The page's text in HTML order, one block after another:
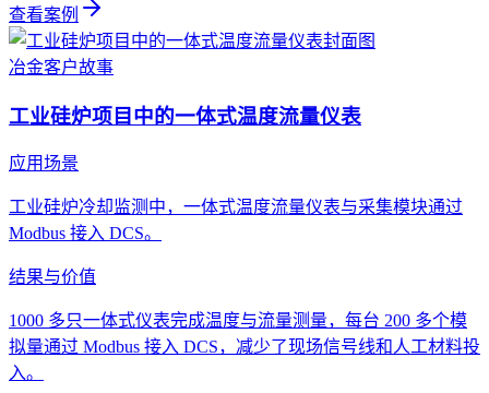
查看案例
冶金客户故事
工业硅炉项目中的一体式温度流量仪表
应用场景
工业硅炉冷却监测中，一体式温度流量仪表与采集模块通过
Modbus 接入 DCS。
结果与价值
1000 多只一体式仪表完成温度与流量测量，每台 200 多个模
拟量通过 Modbus 接入 DCS，减少了现场信号线和人工材料投
入。